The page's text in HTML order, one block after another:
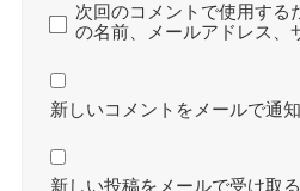
次回のコメントで使用する
の名前、メールアドレス、
新しいコメントをメールで通知
新しい投稿をメールで受け取る